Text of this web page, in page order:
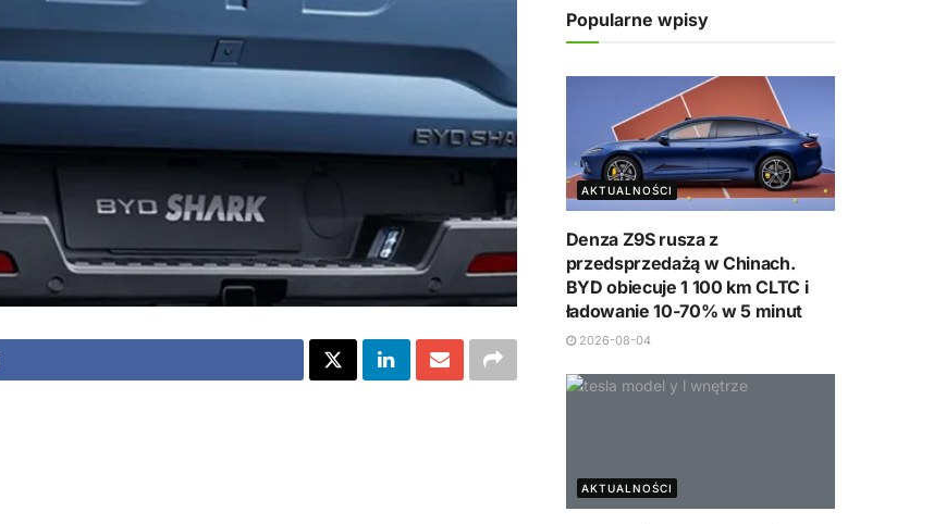
Popularne wpisy
AKTUALNOŚCI
Denza Z9S rusza z
przedsprzedażą w Chinach.
BYD obiecuje 1 100 km CLTC i
ładowanie 10-70% w 5 minut
2026-08-04
AKTUALNOŚCI